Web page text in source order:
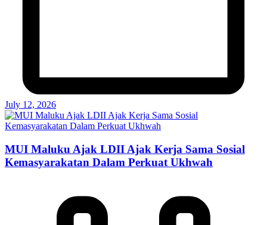
July 12, 2026
MUI Maluku Ajak LDII Ajak Kerja Sama Sosial
Kemasyarakatan Dalam Perkuat Ukhwah